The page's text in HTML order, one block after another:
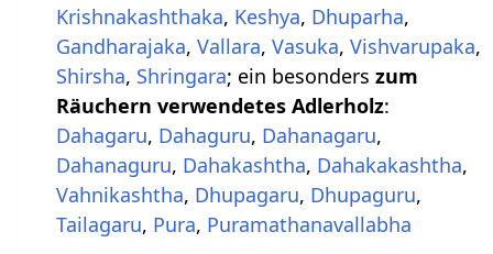
Krishnakashthaka, Keshya, Dhuparha,
Gandharajaka, Vallara, Vasuka, Vishvarupaka,
Shirsha, Shringara; ein besonders zum
Räuchern verwendetes Adlerholz:
Dahagaru, Dahaguru, Dahanagaru,
Dahanaguru, Dahakashtha, Dahakakashtha,
Vahnikashtha, Dhupagaru, Dhupaguru,
Tailagaru, Pura, Puramathanavallabha